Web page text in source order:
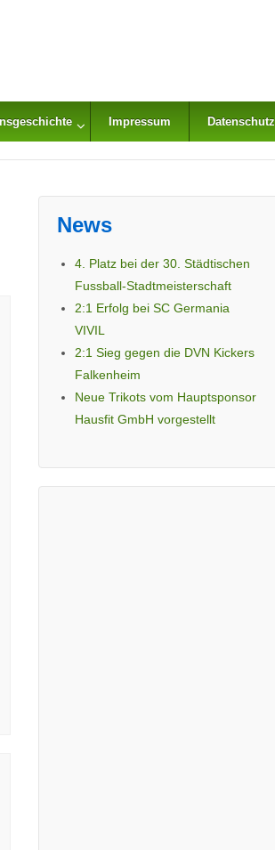
Impressum Datenschutz
News
4. Platz bei der 30. Städtischen
Fussball-Stadtmeisterschaft
2:1 Erfolg bei SC Germania
VIVIL
2:1 Sieg gegen die DVN Kickers
Falkenheim
Neue Trikots vom Hauptsponsor
Hausfit GmbH vorgestellt